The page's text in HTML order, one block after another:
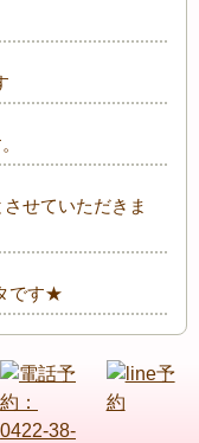
せていただきま
です★